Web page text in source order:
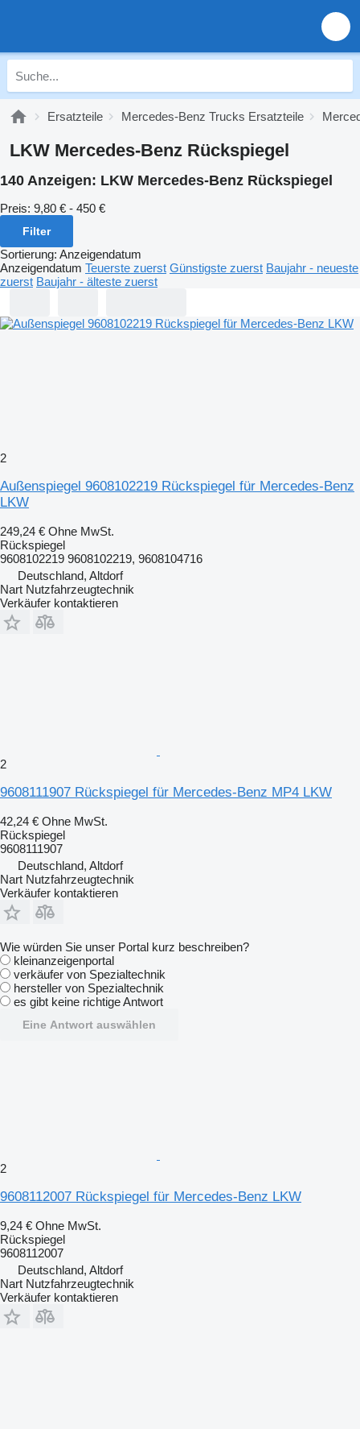
Ersatzteile Mercedes-Benz Trucks Ersatzteile
LKW Mercedes-Benz Rückspiegel
140 Anzeigen: LKW Mercedes-Benz Rückspiegel
Preis: 9,80 € - 450 €
Filter
Sortierung: Anzeigendatum
Anzeigendatum Teuerste zuerst Günstigste zuerst Baujahr - neueste
zuerst Baujahr - älteste zuerst
2
Außenspiegel 9608102219 Rückspiegel für Mercedes-Benz
LKW
249,24 € Ohne MwSt.
Rückspiegel
9608102219 9608102219, 9608104716
Deutschland, Altdorf
Nart Nutzfahrzeugtechnik
Verkäufer kontaktieren
2
9608111907 Rückspiegel für Mercedes-Benz MP4 LKW
42,24 € Ohne MwSt.
Rückspiegel
9608111907
Deutschland, Altdorf
Nart Nutzfahrzeugtechnik
Verkäufer kontaktieren
Wie würden Sie unser Portal kurz beschreiben?
kleinanzeigenportal
verkäufer von Spezialtechnik
hersteller von Spezialtechnik
es gibt keine richtige Antwort
Eine Antwort auswählen
2
9608112007 Rückspiegel für Mercedes-Benz LKW
9,24 € Ohne MwSt.
Rückspiegel
9608112007
Deutschland, Altdorf
Nart Nutzfahrzeugtechnik
Verkäufer kontaktieren